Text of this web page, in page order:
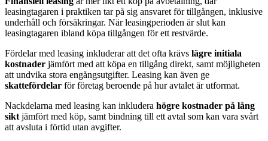
leasingtagaren i praktiken tar på sig ansvaret för tillgången, inklusive
underhåll och försäkringar. När leasingperioden är slut kan
leasingtagaren ibland köpa tillgången för ett restvärde.
Fördelar med leasing inkluderar att det ofta krävs lägre initiala
kostnader jämfört med att köpa en tillgång direkt, samt möjligheten
att undvika stora engångsutgifter. Leasing kan även ge
skattefördelar för företag beroende på hur avtalet är utformat.
Nackdelarna med leasing kan inkludera högre kostnader på lång
sikt jämfört med köp, samt bindning till ett avtal som kan vara svårt
att avsluta i förtid utan avgifter.